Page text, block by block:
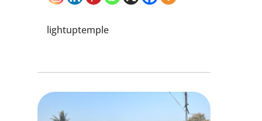
lightuptemple